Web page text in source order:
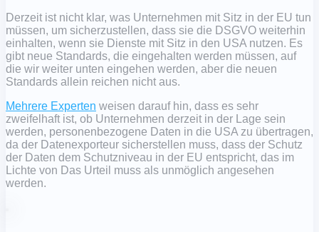
Derzeit ist nicht klar, was Unternehmen mit Sitz in der EU tun
müssen, um sicherzustellen, dass sie die DSGVO weiterhin
einhalten, wenn sie Dienste mit Sitz in den USA nutzen. Es
gibt neue Standards, die eingehalten werden müssen, auf
die wir weiter unten eingehen werden, aber die neuen
Standards allein reichen nicht aus.
Mehrere Experten weisen darauf hin, dass es sehr
zweifelhaft ist, ob Unternehmen derzeit in der Lage sein
werden, personenbezogene Daten in die USA zu übertragen,
da der Datenexporteur sicherstellen muss, dass der Schutz
der Daten dem Schutzniveau in der EU entspricht, das im
Lichte von Das Urteil muss als unmöglich angesehen
werden.